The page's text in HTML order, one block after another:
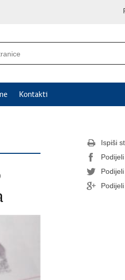
Kontakti
Ispiši